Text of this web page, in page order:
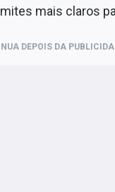
mais claros
DEPOIS DA